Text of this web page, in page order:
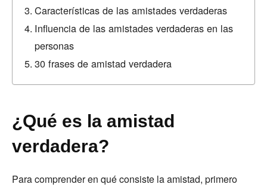
Características de las amistades verdaderas
Influencia de las amistades verdaderas en las
personas
30 frases de amistad verdadera
¿Qué es la amistad
verdadera?
Para comprender en qué consiste la amistad, primero